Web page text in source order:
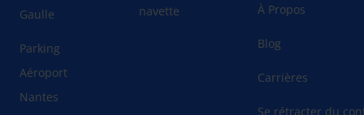
Gaulle
Parking
Aéroport
Nantes
navette
À Propos
Blog
Carrières
Se rétracter du